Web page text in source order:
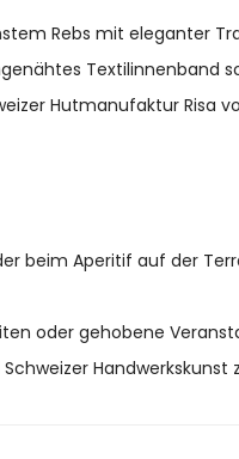
Rebs mit eleganter
Hutmanufaktur Risa
beim Aperitif auf der
oder gehobene
Handwerkskunst